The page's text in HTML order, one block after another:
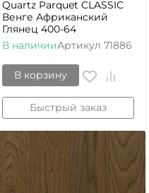
Quartz Parquet CLASSIC
Венге Африканский
Глянец 400-64
В наличииАртикул 71886
В корзину
Быстрый заказ